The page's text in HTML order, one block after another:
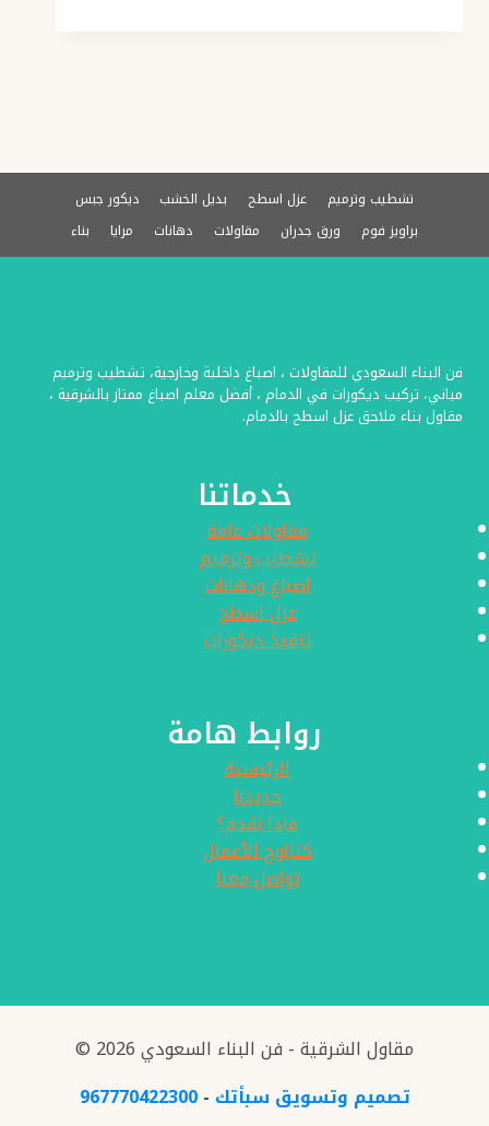
جدران
قماش
ثري
جدران
مناظر
ديكور
ورق
حائط
3D
تشطيب وترميم عزل اسطح بديل الخشب
ديكور جبس
براويز فوم
ورق جدران مقاولات دهانات مرايا بناء
فن البناء السعودي للمقاولات ، اصباغ داخلية وخارجية، تشطيب وترميم
مباني، تركيب ديكورات في الدمام ، أفضل معلم اصباغ ممتاز بالشرقية ،
مقاول بناء ملاحق عزل اسطح بالدمام.
خدماتنا
مقاولات عامة
تشطيب وترميم
اصباغ ودهانات
عزل اسطح
تنفيذ ديكورات
روابط هامة
الرئيسية
جديدنا
ماذا نقدم؟
كتالوج الأعمال
تواصل معنا
© 2026 مقاول الشرقية - فن البناء السعودي
تصميم وتسويق سبأتك -
967770422300